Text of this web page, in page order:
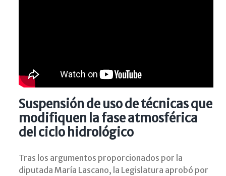
Suspensión de uso de técnicas que
modifiquen la fase atmosférica
del ciclo hidrológico
Tras los argumentos proporcionados por la
diputada María Lascano, la Legislatura aprobó por